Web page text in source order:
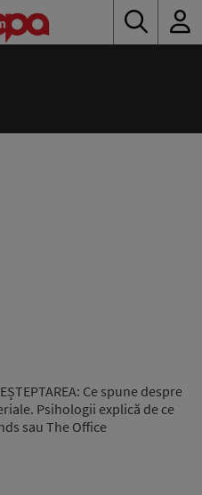
Ce spune despre
Psihologii explică de ce
sau The Office